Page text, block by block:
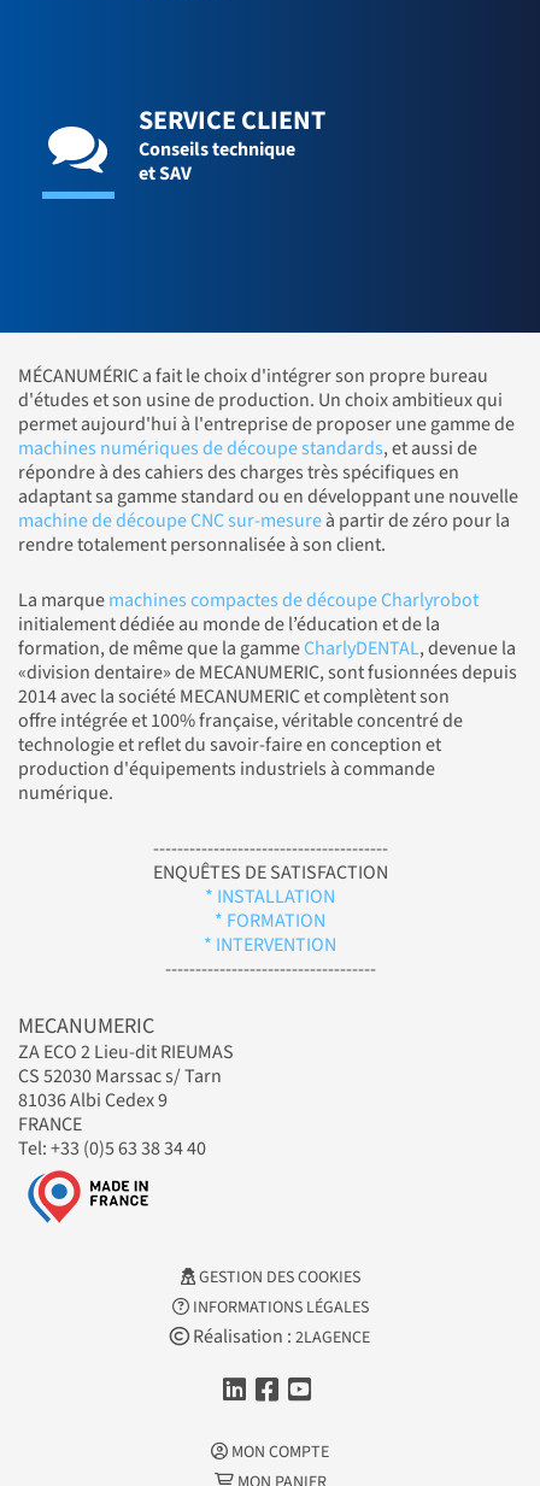
SERVICE CLIENT
Conseils technique
et SAV
MÉCANUMÉRIC a fait le choix d'intégrer son propre bureau
d'études et son usine de production. Un choix ambitieux qui
permet aujourd'hui à l'entreprise de proposer une gamme de
machines numériques de découpe standards, et aussi de
répondre à des cahiers des charges très spécifiques en
adaptant sa gamme standard ou en développant une nouvelle
machine de découpe CNC sur-mesureà partir de zéro pour la
rendre totalement personnalisée à son client.
La marquemachines compactes de découpe Charlyrobot
initialement dédiée au monde de l’éducation et de la
formation, de même que la gammeCharlyDENTAL, devenue la
«division dentaire» de MECANUMERIC, sont fusionnées depuis
2014 avec la société MECANUMERIC et complètent son
offre intégrée et 100% française, véritable concentré de
technologie et reflet du savoir-faire en conception et
production d'équipements industriels à commande
numérique.
---------------------------------------
ENQUÊTES DE SATISFACTION
* INSTALLATION
* FORMATION
* INTERVENTION
-----------------------------------
MECANUMERIC
ZA ECO 2 Lieu-dit RIEUMAS
CS 52030 Marssac s/ Tarn
81036 Albi Cedex 9
FRANCE
Tel: +33 (0)5 63 38 34 40
GESTION DES COOKIES
INFORMATIONS LÉGALES
Réalisation : 2LAGENCE
MON COMPTE